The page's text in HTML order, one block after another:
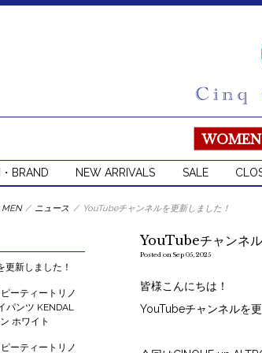
WOMEN
BRAND NEW ARRIVALS SALE
MEN / ニュース / YouTubeチャンネルを更新しました！
YouTubeチャンネル
Posted on Sep 05, 2025
皆様こんにちは！
YouTubeチャンネルを
更新しました！
ーティートリノ
パンツ KENDAL
ホワイト
ーティートリノ